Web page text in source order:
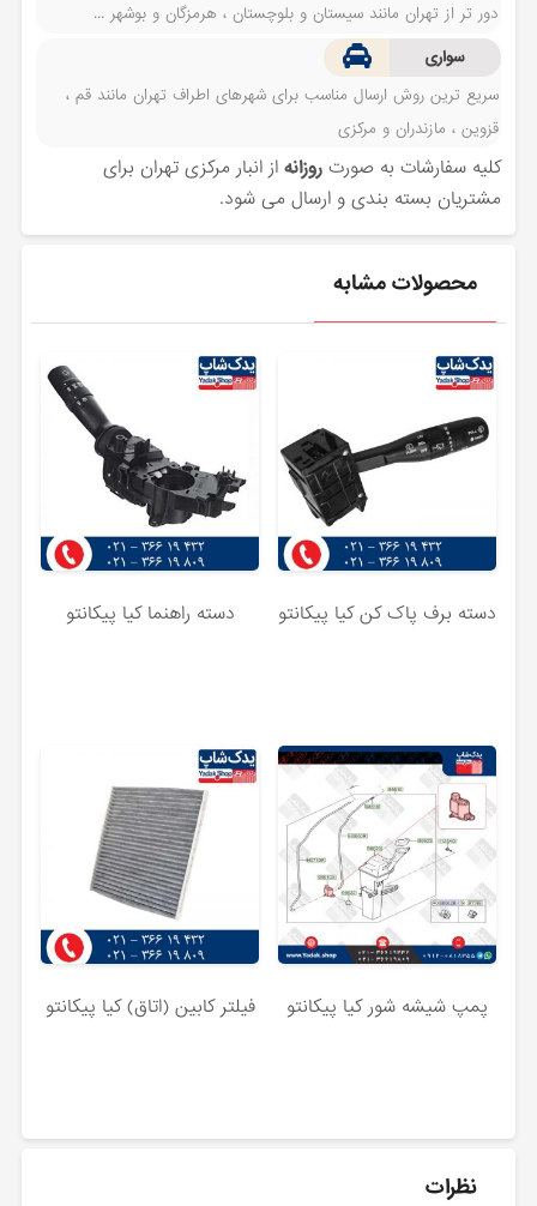
دور تر از تهران مانند سیستان و بلوچستان ، هرمزگان و بوشهر ...
سواری
سریع ترین روش ارسال مناسب برای شهرهای اطراف تهران مانند قم ،
قزوین ، مازندران و مرکزی
کلیه سفارشات به صورتروزانه از انبار مرکزی تهران برای
مشتریان بسته بندی و ارسال می شود.
محصولات مشابه
دسته برف پاک کن کیا پیکانتو دسته راهنما کیا پیکانتو
پمپ شیشه شور کیا پیکانتو فیلتر کابین (اتاق) کیا پیکانتو
نظرات